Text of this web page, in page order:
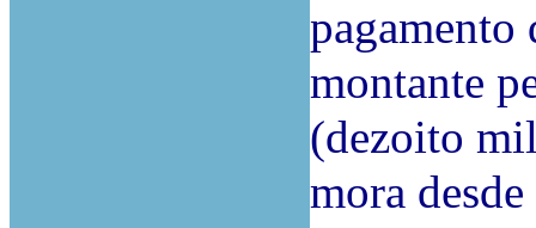
montante
(dezoito
mora